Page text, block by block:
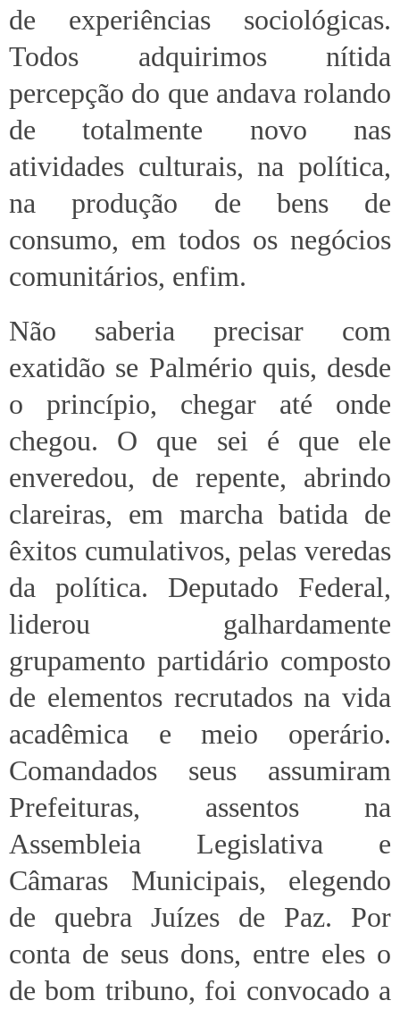
de experiências sociológicas.
Todos adquirimos nítida
percepção do que andava rolando
de totalmente novo nas
atividades culturais, na política,
na produção de bens de
consumo, em todos os negócios
comunitários, enfim.
Não saberia precisar com
exatidão se Palmério quis, desde
o princípio, chegar até onde
chegou. O que sei é que ele
enveredou, de repente, abrindo
clareiras, em marcha batida de
êxitos cumulativos, pelas veredas
da política. Deputado Federal,
liderou galhardamente
grupamento partidário composto
de elementos recrutados na vida
acadêmica e meio operário.
Comandados seus assumiram
Prefeituras, assentos na
Assembleia Legislativa e
Câmaras Municipais, elegendo
de quebra Juízes de Paz. Por
conta de seus dons, entre eles o
de bom tribuno, foi convocado a